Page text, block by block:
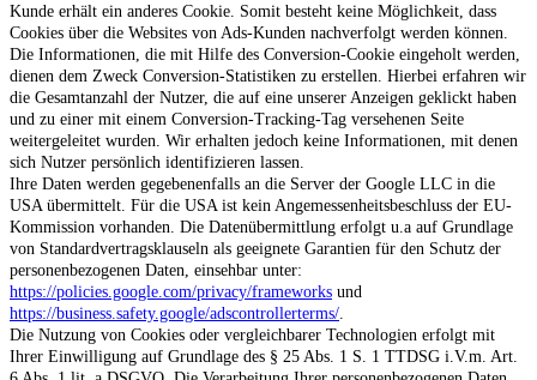
Kunde erhält ein anderes Cookie. Somit besteht keine Möglichkeit, dass
Cookies über die Websites von Ads-Kunden nachverfolgt werden können.
Die Informationen, die mit Hilfe des Conversion-Cookie eingeholt werden,
dienen dem Zweck Conversion-Statistiken zu erstellen. Hierbei erfahren wir
die Gesamtanzahl der Nutzer, die auf eine unserer Anzeigen geklickt haben
und zu einer mit einem Conversion-Tracking-Tag versehenen Seite
weitergeleitet wurden. Wir erhalten jedoch keine Informationen, mit denen
sich Nutzer persönlich identifizieren lassen.
Ihre Daten werden gegebenenfalls an die Server der Google LLC in die
USA übermittelt. Für die USA ist kein Angemessenheitsbeschluss der EU-
Kommission vorhanden. Die Datenübermittlung erfolgt u.a auf Grundlage
von Standardvertragsklauseln als geeignete Garantien für den Schutz der
personenbezogenen Daten, einsehbar unter:
https://policies.google.com/privacy/frameworks und
https://business.safety.google/adscontrollerterms/
Die Nutzung von Cookies oder vergleichbarer Technologien erfolgt mit
Ihrer Einwilligung auf Grundlage des § 25 Abs. 1 S. 1 TTDSG i.V.m. Art.